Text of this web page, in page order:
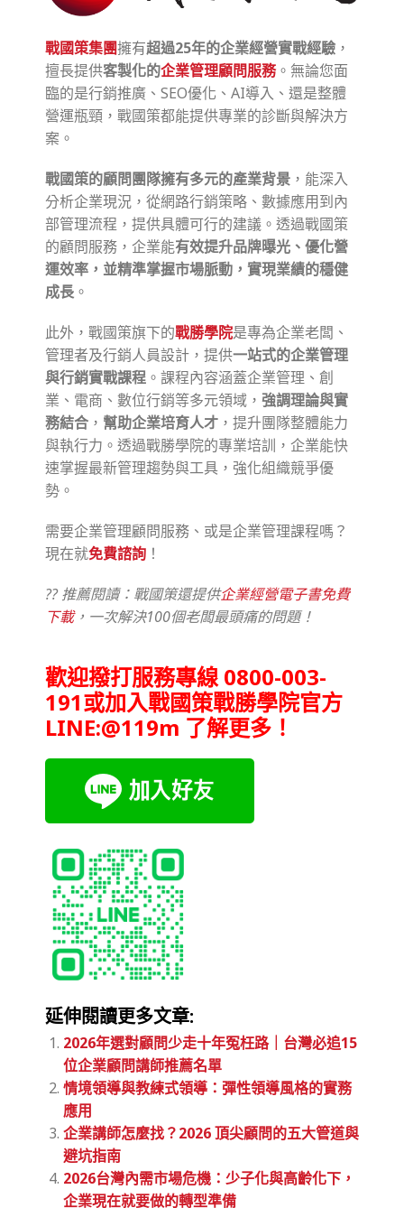
戰國策集團擁有超過25年的企業經營實戰經驗 ，
擅長提供客製化的企業管理顧問服務。無論您面
臨的是行銷推廣、SEO優化、AI導入、還是整體
營運瓶頸，戰國策都能提供專業的診斷與解決方
案。
戰國策的顧問團隊擁有多元的產業背景 ，能深入
分析企業現況，從網路行銷策略、數據應用到內
部管理流程，提供具體可行的建議。透過戰國策
的顧問服務，企業能有效提升品牌曝光、優化營
運效率，並精準掌握市場脈動，實現業績的穩健
成長 。
此外，戰國策旗下的戰勝學院是專為企業老闆、
管理者及行銷人員設計，提供一站式的企業管理
與行銷實戰課程 。課程內容涵蓋企業管理、創
業、電商、數位行銷等多元領域， 強調理論與實
務結合 ， 幫助企業培育人才 ，提升團隊整體能力
與執行力。透過戰勝學院的專業培訓，企業能快
速掌握最新管理趨勢與工具，強化組織競爭優
勢。
需要企業管理顧問服務、或是企業管理課程嗎？
現在就免費諮詢 ！
??推薦閱讀：戰國策還提供企業經營電子書免費
下載，一次解決100個老闆最頭痛的問題！
歡迎撥打服務專線 0800-003-
191或加入戰國策戰勝學院官方
LINE:@119m 了解更多！
延伸閱讀更多文章:
2026年選對顧問少走十年冤枉路｜台灣必追15
位企業顧問講師推薦名單
情境領導與教練式領導：彈性領導風格的實務
應用
企業講師怎麼找？2026 頂尖顧問的五大管道與
避坑指南
2026台灣內需市場危機：少子化與高齡化下，
企業現在就要做的轉型準備